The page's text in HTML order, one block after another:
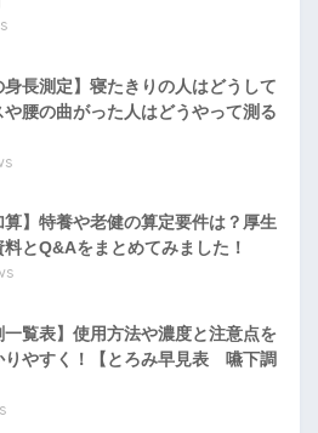
身長測定】寝たきりの人はどうして
や腰の曲がった人はどうやって測る
算】特養や老健の算定要件は？厚生
料とQ&Aをまとめてみました！
一覧表】使用方法や濃度と注意点を
りやすく！【とろみ早見表 嚥下調